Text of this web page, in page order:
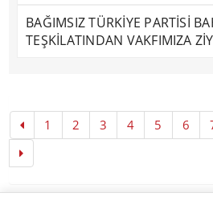
BAĞIMSIZ TÜRKİYE PARTİSİ
TEŞKİLATINDAN VAKFIMIZA
1 2 3 4 5 6